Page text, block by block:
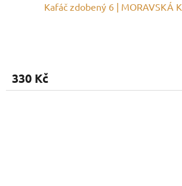
Kafáč zdobený 6 | MORAVSKÁ
330 Kč